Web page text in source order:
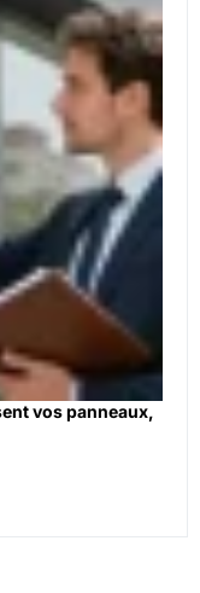
vos panneaux,